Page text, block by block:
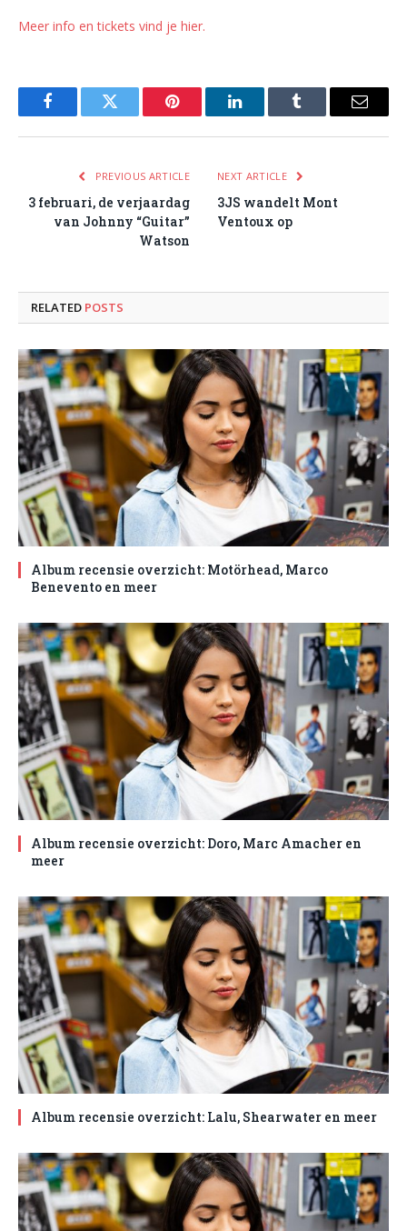
Meer info en tickets vind je hier.
FacebookTwitter Pinterest LinkedInTumblr Email
PREVIOUS ARTICLE
3 februari, de verjaardag
van Johnny “Guitar”
Watson
NEXT ARTICLE
3JS wandelt Mont
Ventoux op
RELATED POSTS
Album recensie overzicht: Motörhead, Marco
Benevento en meer
Album recensie overzicht: Doro, Marc Amacher en
meer
Album recensie overzicht: Lalu, Shearwater en meer